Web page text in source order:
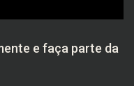
e faça parte da